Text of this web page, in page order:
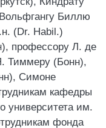
Биллю
(Dr. Habil.)
профессору Л. де
Тиммеру (Бонн),
Симоне
кафедры
университета им.
фонда